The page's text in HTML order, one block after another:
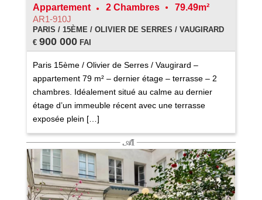
Appartement 2 Chambres
79.49m²
AR1-910J
PARIS / 15ÈME / OLIVIER DE SERRES / VAUGIRARD
€ 900 000FAI
Paris 15ème / Olivier de Serres / Vaugirard –
appartement 79 m² – dernier étage – terrasse – 2
chambres. Idéalement situé au calme au dernier
étage d’un immeuble récent avec une terrasse
exposée plein […]